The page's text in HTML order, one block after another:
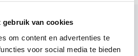
gebruik van cookies
om content en advertenties te
voor social media te bieden
kipper of Henra plateauwagen. De prijzen
montage of aanpassingen kunt u bellen,